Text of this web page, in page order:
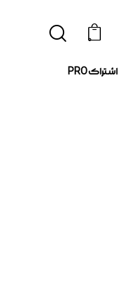
0
اشتراک PRO